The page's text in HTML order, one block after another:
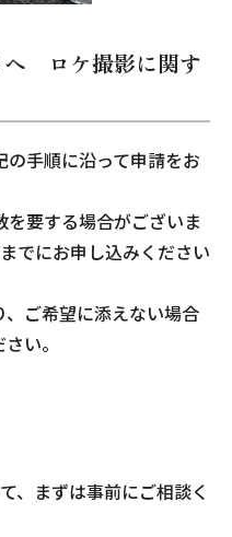
へ ロケ撮影に関す
手順に沿って申請をお
要する場合がございま
でにお申し込みください
ご希望に添えない場合
い。
、まずは事前にご相談く